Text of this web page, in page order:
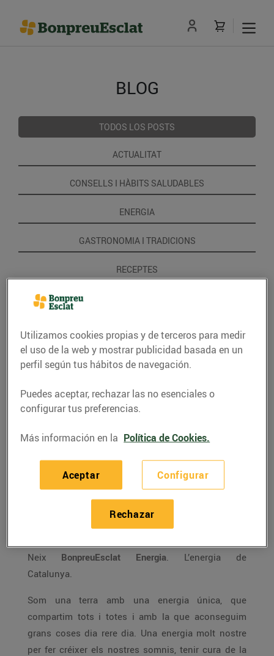
BLOG
TODOS LOS POSTS
ACTUALITAT
CONSELLS I HÀBITS SALUDABLES
ENERGIA
GASTRONOMIA I TRADICIONS
RECEPTES
Neix Bonpreu Esclat
Energia
Neix BonpreuEsclat Energia. L’energia de
Catalunya.
Som una terra amb una energia única, que
compartim tots i totes i amb la que aconseguim
grans coses dia rere dia. Una energia molt nostre
per fer créixer els nostres somnis, tenir cura de la
Utilizamos cookies propias y de terceros para medir
el uso de la web y mostrar publicidad basada en un
perfil según tus hábitos de navegación.
Puedes aceptar, rechazar las no esenciales o
configurar tus preferencias.
Más información en la Política de Cookies.
Configurar
Rechazar
Aceptar